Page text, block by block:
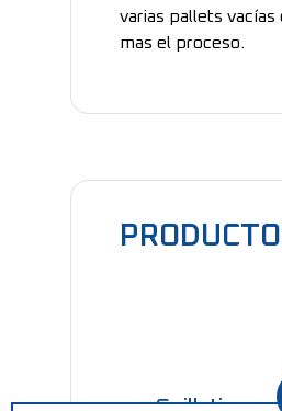
varias pallets
mas el proceso.